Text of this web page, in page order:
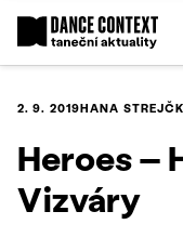
2. 9. 2019HANA
Heroes –
Vizváry